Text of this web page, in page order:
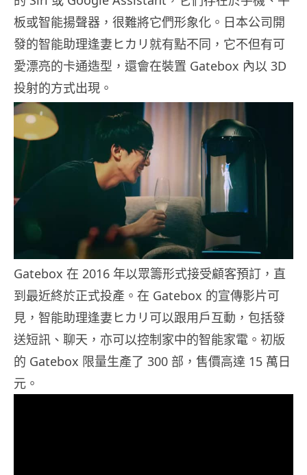
板或智能揚聲器，很難將它們形象化。日本公司開
發的智能助理逢妻ヒカリ就有點不同，它不但有可
愛漂亮的卡通造型，還會在裝置 Gatebox 內以 3D
投射的方式出現。
Gatebox 在 2016 年以眾籌形式接受顧客預訂，直
到最近終於正式投產。在 Gatebox 的宣傳影片可
見，智能助理逢妻ヒカリ可以跟用戶互動，包括發
送短訊、聊天，亦可以控制家中的智能家電。初版
的 Gatebox 限量生產了 300 部，售價高達 15 萬日
元。